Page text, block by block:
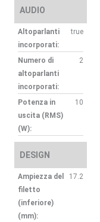
AUDIO
Altoparlanti
incorporati:
true
Numero di
altoparlanti
incorporati:
2
Potenza in
uscita (RMS)
(W):
10
DESIGN
Ampiezza del
filetto
(inferiore)
(mm):
17.2